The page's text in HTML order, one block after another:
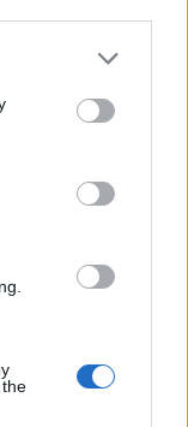
μας στην
μας στη
να επιστρέψουμε
τις